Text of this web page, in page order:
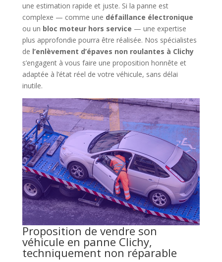
une estimation rapide et juste. Si la panne est
complexe — comme une défaillance électronique
ou un bloc moteur hors service — une expertise
plus approfondie pourra être réalisée. Nos spécialistes
de l’enlèvement d’épaves non roulantes à Clichy
s’engagent à vous faire une proposition honnête et
adaptée à l’état réel de votre véhicule, sans délai
inutile.
Proposition de vendre son
véhicule en panne Clichy,
techniquement non réparable